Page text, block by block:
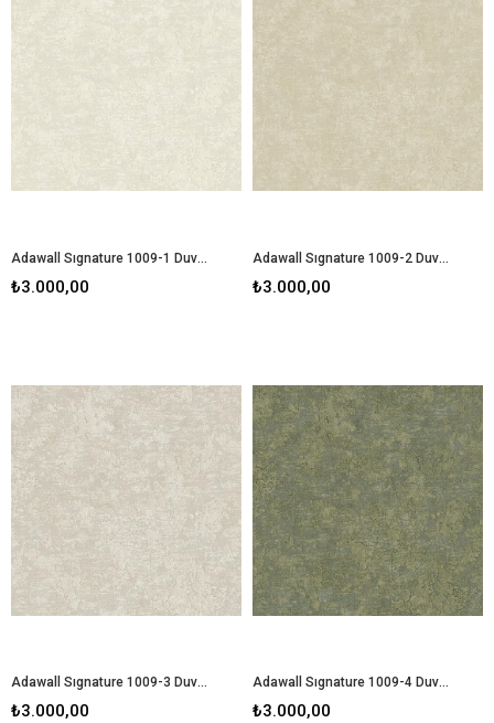
Adawall Sıgnature 1009-1 Duvar Kağıdı
₺3.000,00
Adawall Sıgnature 1009-2 Duvar Kağıdı
₺3.000,00
Adawall Sıgnature 1009-3 Duvar Kağıdı
₺3.000,00
Adawall Sıgnature 1009-4 Duvar Kağıdı
₺3.000,00